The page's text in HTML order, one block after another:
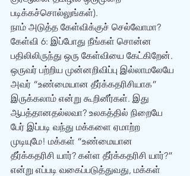
படிக்கச்சொல்லுங்கள்).
நாம் அடுத்த கேள்விக்குச் செல்வோமா?
கேள்வி 6: இப்போது நீங்கள் சொன்ன
பதிலிலிருந்து ஒரு கேள்வியை கேட்கிறேன்.
ஒருவர் பற்றிய முன்னறிவிப்பு இல்லாமலேயே
அவர் “உண்மையான தீர்க்கதரிசியாக”
இருக்கலாம் என்று கூறினீர்கள். இது
ஆபத்தானதல்லவா? உலகத்தில் நிறையே
பேர் இப்படி வந்து மக்களை ஏமாற்ற
முடியுமே! மக்கள் “உண்மையான
தீர்க்கதரிசி யார்? கள்ள தீர்க்கதரிசி யார்?”
என்று எப்படி வகைப்படுத்துவது, மக்கள்